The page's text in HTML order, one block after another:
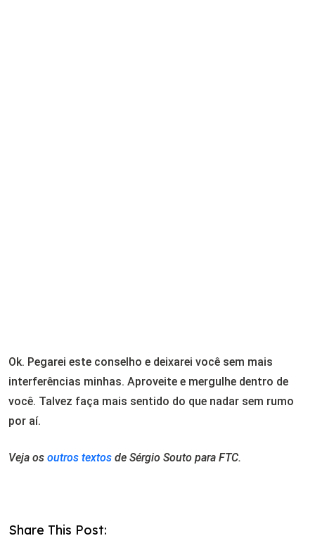
Ok. Pegarei este conselho e deixarei você sem mais
interferências minhas. Aproveite e mergulhe dentro de
você. Talvez faça mais sentido do que nadar sem rumo
por aí.
Veja os outros textos de Sérgio Souto para FTC.
Share This Post: